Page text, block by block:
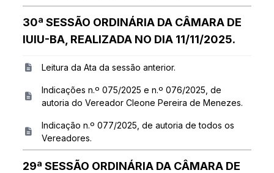
30ª SESSÃO ORDINÁRIA DA CÂMARA DE
IUIU-BA, REALIZADA NO DIA 11/11/2025.
Leitura da Ata da sessão anterior.
Indicações n.º 075/2025 e n.º 076/2025, de
autoria do Vereador Cleone Pereira de Menezes.
Indicação n.º 077/2025, de autoria de todos os
Vereadores.
29ª SESSÃO ORDINÁRIA DA CÂMARA DE